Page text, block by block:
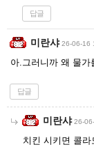
답글
미란샤 26-06-16
아.그러니까 왜 물가
답글
미란샤 26-
치킨 시키면 콜